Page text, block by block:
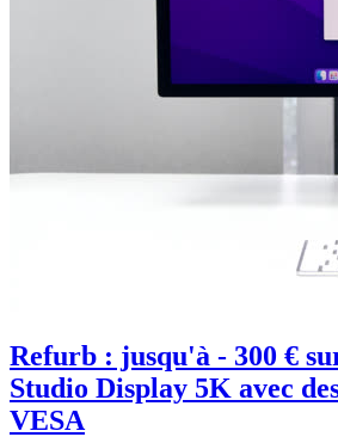
Refurb : jusqu'à - 300 €
Studio Display 5K avec
VESA